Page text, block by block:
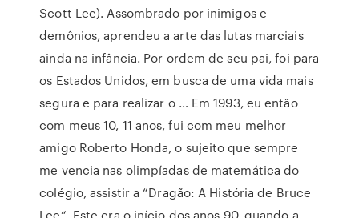
Scott Lee). Assombrado por inimigos e
demônios, aprendeu a arte das lutas marciais
ainda na infância. Por ordem de seu pai, foi para
os Estados Unidos, em busca de uma vida mais
segura e para realizar o … Em 1993, eu então
com meus 10, 11 anos, fui com meu melhor
amigo Roberto Honda, o sujeito que sempre
me vencia nas olimpíadas de matemática do
colégio, assistir a “Dragão: A História de Bruce
Lee“. Este era o início dos anos 90, quando a